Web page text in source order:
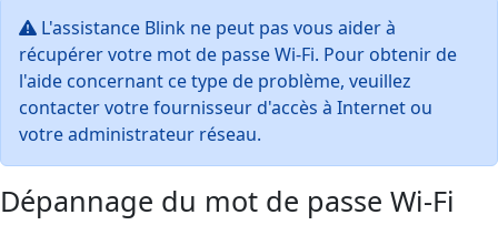
L'assistance Blink ne peut pas vous aider à
récupérer votre mot de passe Wi-Fi. Pour obtenir de
l'aide concernant ce type de problème, veuillez
contacter votre fournisseur d'accès à Internet ou
votre administrateur réseau.
Dépannage du mot de passe Wi-Fi